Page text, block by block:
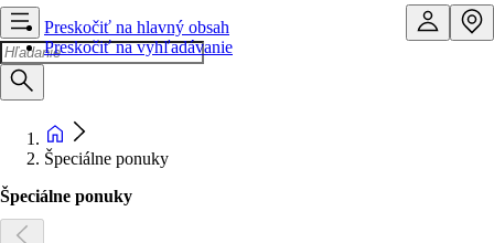
Preskočiť na hlavný obsah
Preskočiť na vyhľadávanie
Špeciálne ponuky
Špeciálne ponuky